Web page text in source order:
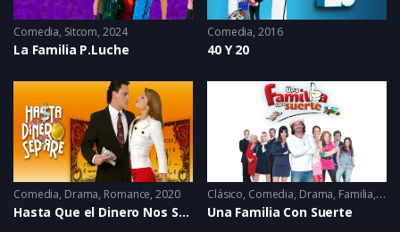
Comedia, Sitcom 2024
La Familia P.Luche
Comedia 2016
40 Y 20
Comedia, Drama, Romance 2020
Hasta Que el Dinero Nos Separe
Clásico, Comedia, Drama, Familia,
Una Familia Con Suerte